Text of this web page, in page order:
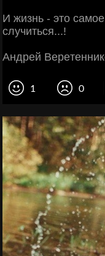
И жизнь - это
случиться...!
Андрей
1 0